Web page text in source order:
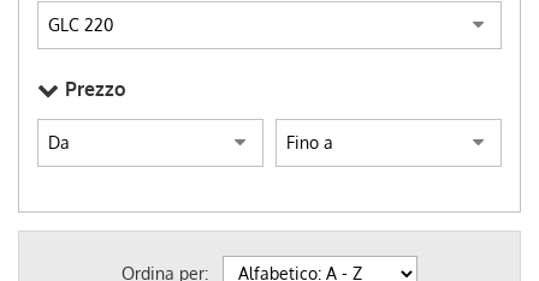
Prezzo
Ordina per: